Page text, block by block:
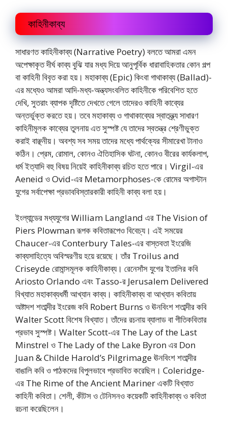
কাহিনীকাব্য
সাধারণত কাহিনীকাব্য (Narrative Poetry) বলতে আমরা এমন
অপেক্ষাকৃত দীর্ঘ কাব্য বুঝি যার মধ্য দিয়ে আনুপূর্বিক ধারাবাহিকতার কোন গল্প
বা কাহিনী বিবৃত করা হয়। মহাকাব্য (Epic) কিংবা গাথাকাব্য (Ballad)-
এর মধ্যেও আমরা আদি-মধ্য-অন্ত্যসংবলিত কাহিনীকে পরিবেশিত হতে
দেখি, সুতরাং ব্যাপক দৃষ্টিতে দেখতে গেলে তাদেরও কাহিনী কাব্যের
অন্তর্ভুক্ত করতে হয়। তবে মহাকাব্য ও গাথাকাব্যের স্বাতন্ত্র্য সাধারণ
কাহিনীমূলক কাব্যের তুলনায় এত সুস্পষ্ট যে তাদের স্বতন্ত্র শ্রেণীভুক্ত
করাই বাঞ্ছনীয়। অবশ্য সব সময় তাদের মধ্যে পার্থক্যের সীমারেখা টানাও
কঠিন। প্রেম, রোমাল, কোনও ঐতিহাসিক ঘটনা, কোনও বীরের কার্যকলাপ,
ধর্ম ইত্যাদি বহু বিষয় নিয়েই কাহিনীকাব্য রচিত হতে পারে। Virgil-এর
Aeneid ও Ovid-এর Metamorphoses-কে রোমের অগাস্টান
যুগের সর্বাপেক্ষা প্রভাববিস্তারকারী কাহিনী কাব্য বলা হয়।
ইংল্যান্ডের মধ্যযুগের William Langland এর The Vision of
Piers Plowman রূপক কবিতারূপেও বিবেচ্য। এই সময়ের
Chaucer-এর Conterbury Tales-এর বাস্তবতা ইংরেজি
কাব্যসাহিত্যে অবিস্মরণীয় হয়ে রয়েছে। তাঁর Troilus and
Criseyde রোমান্সমূলক কাহিনীকাব্য। রেনেসাঁস যুগের ইতালির কবি
Ariosto Orlando এবং Tasso-র Jerusalem Delivered
বিখ্যাত মহাকাব্যধর্মী আখ্যান কাব্য। কাহিনীকাব্য বা আখ্যান কবিতায়
অষ্টাদশ শতাব্দীর ইংরেজ কবি Robert Burns ও ঊনবিংশ শতাব্দীর কবি
Walter Scott বিশেষ বিখ্যাত। তাঁদের রচনায় ব্যালাড বা গীতিকবিতার
প্রভাব সুস্পষ্ট। Walter Scott-এর The Lay of the Last
Minstrel ও The Lady of the Lake Byron এর Don
Juan & Childe Harold’s Pilgrimage ঊনবিংশ শতাব্দীর
বাঙালি কবি ও পাঠকদের বিপুলভাবে প্রভাবিত করেছিল। Coleridge-
এর The Rime of the Ancient Mariner একটি বিখ্যাত
কাহিনী কবিতা। শেলী, কীটস ও টেনিসনও কয়েকটি কাহিনীকাব্য ও কবিতা
রচনা করেছিলেন।